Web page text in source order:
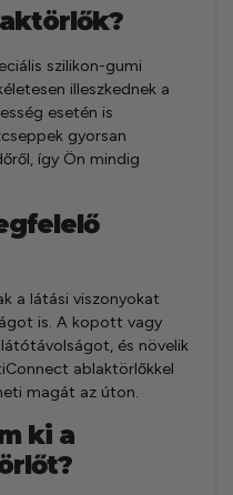
szilikon-gumi
illeszkednek a
esetén is
gyorsan
így Ön mindig
a látási viszonyokat
is. A kopott vagy
és növelik
ablaktörlőkkel
magát az úton.
ki a